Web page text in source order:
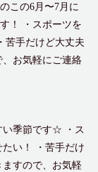
この6月〜7月に
！ ・スポーツを
苦手だけど大丈夫
お気軽にご連絡
い季節です☆ ・ス
い！ ・苦手だけ
すので、お気軽